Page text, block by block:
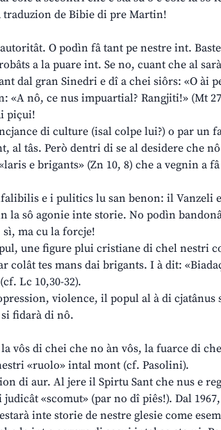
traduzion de Bibie di pre Martin!
O podìn fâ tant pe nestre int.
a la puare int. Se no, cuant che al
dal gran Sinedri e dî a chei siôrs: «O ài
«A nô, ce nus impuartial? Rangjiti!» (Mt
piçui!
di culture (isal colpe lui?) o par un
al tâs. Però dentri di se al desidere che
e brigants» (Zn 10, 8) che a vegnin a
e i pulitics lu san benon: il Vanzeli
la sô agonie inte storie. No podìn
ma cu la forcje!
une figure plui cristiane di chel nestri
colât tes mans dai brigants. I à dit:
Lc 10,30-32).
violence, il popul al à di
fidarà di nô.
vôs di chei che no àn vôs, la fuarce di
«ruolo» intal mont (cf. Pasolini).
di aur. Al jere il Spirtu Sant che nus e
«scomut» (par no dî piês!). Dal
inte storie de nestre glesie come